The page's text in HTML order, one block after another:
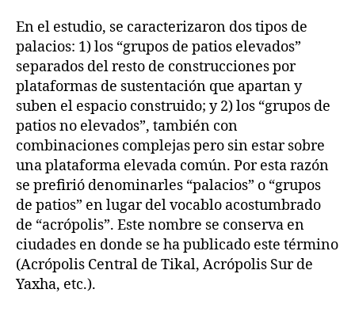
En el estudio, se caracterizaron dos tipos de
palacios: 1) los “grupos de patios elevados”
separados del resto de construcciones por
plataformas de sustentación que apartan y
suben el espacio construido; y 2) los “grupos de
patios no elevados”, también con
combinaciones complejas pero sin estar sobre
una plataforma elevada común. Por esta razón
se prefirió denominarles “palacios” o “grupos
de patios” en lugar del vocablo acostumbrado
de “acrópolis”. Este nombre se conserva en
ciudades en donde se ha publicado este término
(Acrópolis Central de Tikal, Acrópolis Sur de
Yaxha, etc.).